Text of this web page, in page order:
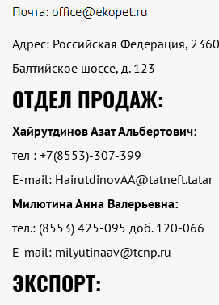
Адрес: Российская Федерация,
Балтийское шоссе, д. 123
ОТДЕЛ ПРОДАЖ:
Хайрутдинов Азат Альбертович:
тел : +7(8553)-307-399
E-mail: HairutdinovAA@tatneft.tatar
Милютина Анна Валерьевна:
тел.: (8553) 425-095 доб. 120-066
E-mail: milyutinaav@tcnp.ru
ЭКСПОРТ: